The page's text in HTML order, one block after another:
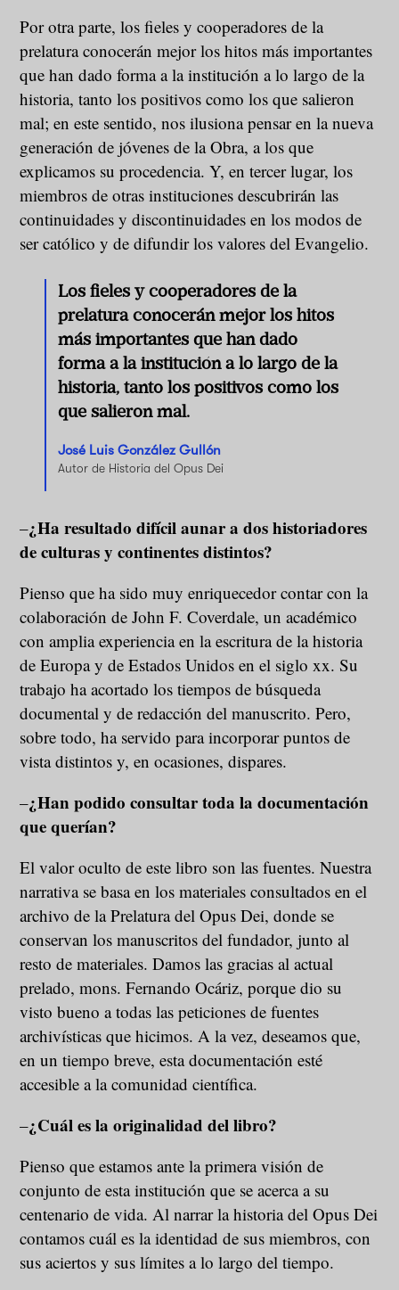
Por otra parte, los fieles y cooperadores de la
prelatura conocerán mejor los hitos más importantes
que han dado forma a la institución a lo largo de la
historia, tanto los positivos como los que salieron
mal; en este sentido, nos ilusiona pensar en la nueva
generación de jóvenes de la Obra, a los que
explicamos su procedencia. Y, en tercer lugar, los
miembros de otras instituciones descubrirán las
continuidades y discontinuidades en los modos de
ser católico y de difundir los valores del Evangelio.
Los fieles y cooperadores de la
prelatura conocerán mejor los hitos
más importantes que han dado
forma a la institución a lo largo de la
historia, tanto los positivos como los
que salieron mal.
José Luis González Gullón
Autor de Historia del Opus Dei
–¿Ha resultado difícil aunar a dos historiadores
de culturas y continentes distintos?
Pienso que ha sido muy enriquecedor contar con la
colaboración de John F. Coverdale, un académico
con amplia experiencia en la escritura de la historia
de Europa y de Estados Unidos en el siglo xx. Su
trabajo ha acortado los tiempos de búsqueda
documental y de redacción del manuscrito. Pero,
sobre todo, ha servido para incorporar puntos de
vista distintos y, en ocasiones, dispares.
–¿Han podido consultar toda la documentación
que querían?
El valor oculto de este libro son las fuentes. Nuestra
narrativa se basa en los materiales consultados en el
archivo de la Prelatura del Opus Dei, donde se
conservan los manuscritos del fundador, junto al
resto de materiales. Damos las gracias al actual
prelado, mons. Fernando Ocáriz, porque dio su
visto bueno a todas las peticiones de fuentes
archivísticas que hicimos. A la vez, deseamos que,
en un tiempo breve, esta documentación esté
accesible a la comunidad científica.
–¿Cuál es la originalidad del libro?
Pienso que estamos ante la primera visión de
conjunto de esta institución que se acerca a su
centenario de vida. Al narrar la historia del Opus Dei
contamos cuál es la identidad de sus miembros, con
sus aciertos y sus límites a lo largo del tiempo.